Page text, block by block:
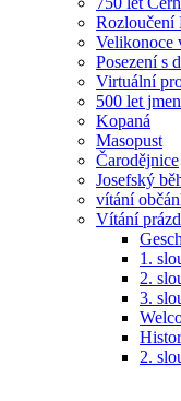
Rozloučení
Velikonoce
Posezení s
Virtuální
500 let
Kopaná
Masopust
Čarodějnice
Josefský
vítání
Vítání
1.
2.
3.
2.